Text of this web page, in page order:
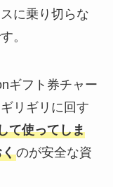
に乗り切らな
。
ギフト券チャー
リギリに回す
て使ってしま
のが安全な資